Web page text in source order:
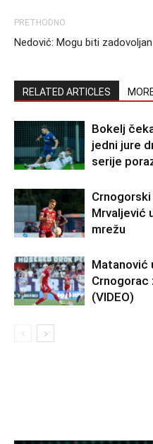
PRETHODNO
Nedović: Mogu biti zadovoljan
RELATED ARTICLES
Bokelj
jedni jure
serije
Mrvaljević
mrežu
Matanović
(VIDEO)